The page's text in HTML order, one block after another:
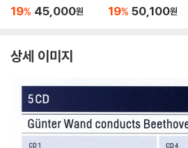
(Beethoven:The So
스트라
19% 45,000원
번 '함머클라비어', 14
t')
19% 50,100원
상세 이미지